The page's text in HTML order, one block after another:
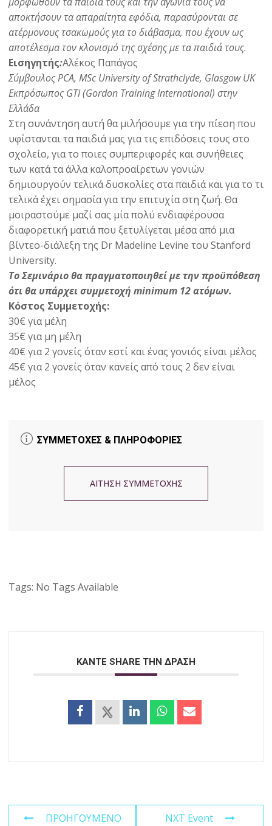
αποκτήσουν τα απαραίτητα εφόδια, παρασύρονται σε
ατέρμονους τσακωμούς για το διάβασμα, που έχουν ως
αποτέλεσμα τον κλονισμό της σχέσης με τα παιδιά τους.
Εισηγητής:Αλέκος Παπάγος
Σύμβουλος PCA, MSc University of Strathclyde, Glasgow UK
Εκπρόσωπος GTI (Gordon Training International) στην
Ελλάδα
Στη συνάντηση αυτή θα μιλήσουμε για την πίεση που
υφίστανται τα παιδιά μας για τις επιδόσεις τους στο
σχολείο, για το ποιες συμπεριφορές και συνήθειες
των κατά τα άλλα καλοπροαίρετων γονιών
δημιουργούν τελικά δυσκολίες στα παιδιά και για το τι
τελικά έχει σημασία για την επιτυχία στη ζωή. Θα
μοιραστούμε μαζί σας μία πολύ ενδιαφέρουσα
διαφορετική ματιά που ξετυλίγεται μέσα από μια
βίντεο-διάλεξη της Dr Madeline Levine του Stanford
University.
Το Σεμινάριο θα πραγματοποιηθεί με την προϋπόθεση
ότι θα υπάρχει συμμετοχή minimum 12 ατόμων.
Κόστος Συμμετοχής:
30€ για μέλη
35€ για μη μέλη
40€ για 2 γονείς όταν εστί και ένας γονιός είναι μέλος
45€ για 2 γονείς όταν κανείς από τους 2 δεν είναι
μέλος
ΣΥΜΜΕΤΟΧΕΣ & ΠΛΗΡΟΦΟΡΙΕΣ
ΑΙΤΗΣΗ ΣΥΜΜΕΤΟΧΗΣ
Tags: No Tags Available
ΚΑΝΤΕ SHARE ΤΗΝ ΔΡΑΣΗ
ΠΡΟΗΓΟΥΜΕΝΟ NXT Event